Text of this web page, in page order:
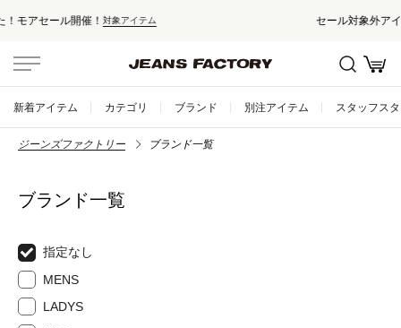
セール対象外アイテムは10%ポイント還元！
新着アイテム カテゴリ ブランド 別注アイテム スタッフス
ジーンズファクトリー ブランド一覧
ブランド一覧
指定なし
MENS
LADYS